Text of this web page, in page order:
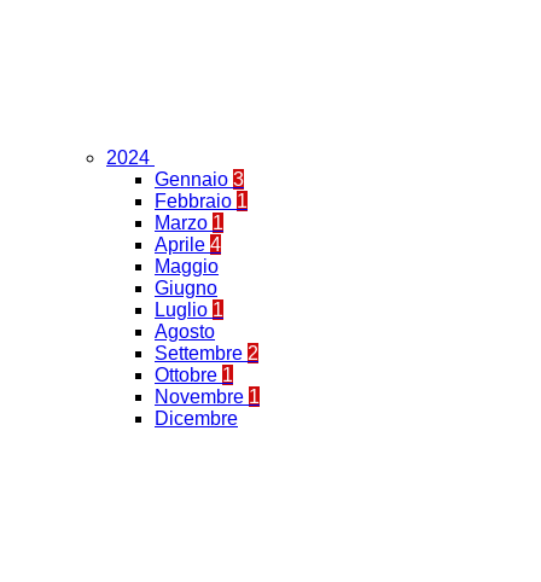
2024
Gennaio 3
Febbraio 1
Marzo 1
Aprile 4
Maggio
Giugno
Luglio 1
Agosto
Settembre 2
Ottobre 1
Novembre 1
Dicembre